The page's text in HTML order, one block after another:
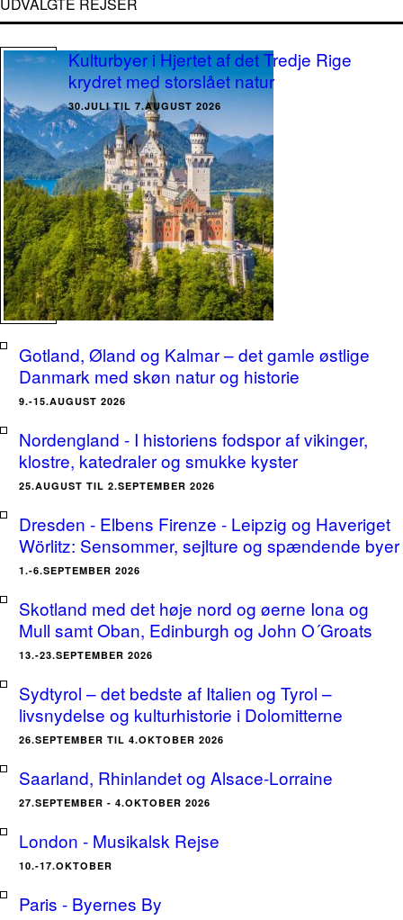
Kulturbyer i Hjertet af det Tredje Rige
krydret med storslået natur
30.JULI TIL 7.AUGUST 2026
Gotland, Øland og Kalmar – det gamle østlige
Danmark med skøn natur og historie
9.-15.AUGUST 2026
Nordengland - I historiens fodspor af vikinger,
klostre, katedraler og smukke kyster
25.AUGUST TIL 2.SEPTEMBER 2026
Dresden - Elbens Firenze - Leipzig og Haveriget
Wörlitz: Sensommer, sejlture og spændende byer
1.-6.SEPTEMBER 2026
Skotland med det høje nord og øerne Iona og
Mull samt Oban, Edinburgh og John O´Groats
13.-23.SEPTEMBER 2026
Sydtyrol – det bedste af Italien og Tyrol –
livsnydelse og kulturhistorie i Dolomitterne
26.SEPTEMBER TIL 4.OKTOBER 2026
Saarland, Rhinlandet og Alsace-Lorraine
27.SEPTEMBER - 4.OKTOBER 2026
London - Musikalsk Rejse
10.-17.OKTOBER
Paris - Byernes By